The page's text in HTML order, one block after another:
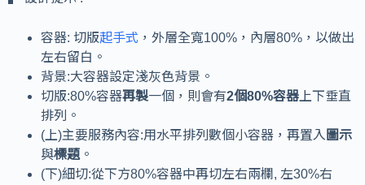
容器: 切版起手式 ，外層全寬100%，內層80%，以做出
左右留白。
背景:大容器設定淺灰色背景。
切版:80%容器再製一個，則會有2個80%容器 上下垂直
排列。
(上)主要服務內容:用水平排列數個小容器，再置入 圖示
與標題 。
(下)細切:從下方80%容器中再切左右兩欄, 左30%右